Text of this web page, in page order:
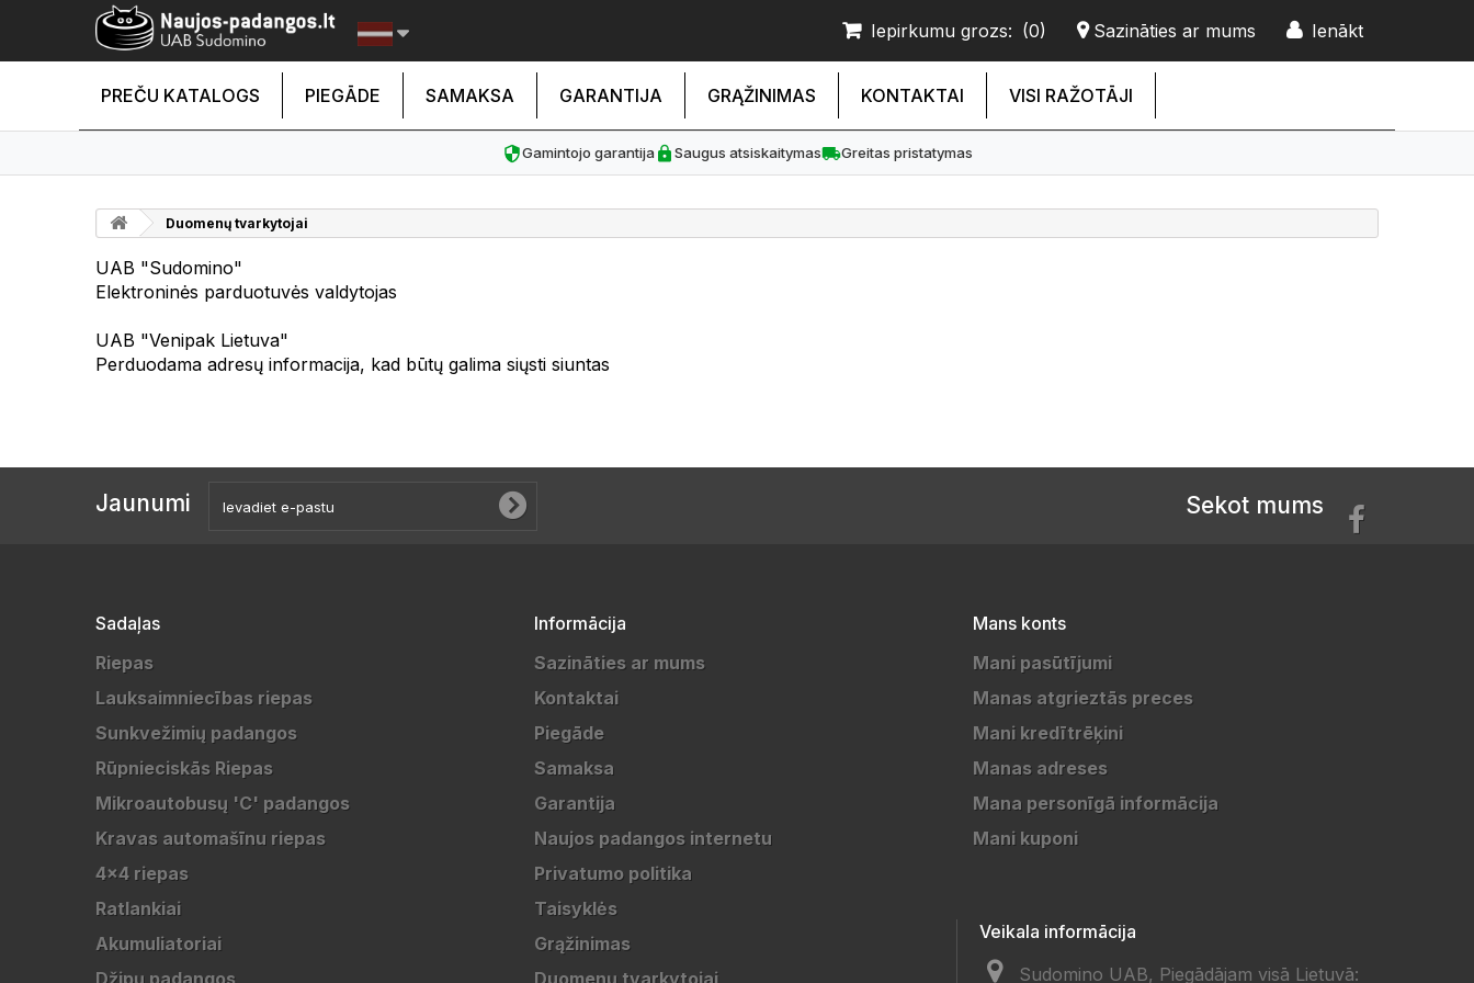
Ienākt
Sazināties ar mums
Iepirkumu grozs: (0)
PREČU KATALOGS PIEGĀDE SAMAKSA GARANTIJA GRĄŽINIMAS KONTAKTAI VISI RAŽOTĀJI
Gamintojo garantija Saugus atsiskaitymas Greitas pristatymas
Duomenų tvarkytojai
UAB "Sudomino"
Elektroninės parduotuvės valdytojas
UAB "Venipak Lietuva"
Perduodama adresų informacija, kad būtų galima siųsti siuntas
Jaunumi Sekot mums
Sadaļas
Riepas
Lauksaimniecības riepas
Sunkvežimių padangos
Rūpnieciskās Riepas
Mikroautobusų 'C' padangos
Kravas automašīnu riepas
4x4 riepas
Ratlankiai
Akumuliatoriai
Džipų padangos
Informācija
Sazināties ar mums
Kontaktai
Piegāde
Samaksa
Garantija
Naujos padangos internetu
Privatumo politika
Taisyklės
Grąžinimas
Duomenų tvarkytojai
Mans konts
Mani pasūtījumi
Manas atgrieztās preces
Mani kredītrēķini
Manas adreses
Mana personīgā informācija
Mani kuponi
Veikala informācija
Sudomino UAB, Piegādājam visā Lietuvā: